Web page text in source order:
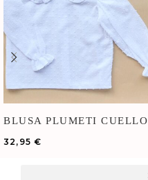
BLUSA PLUMETI CUELLO
32,95€